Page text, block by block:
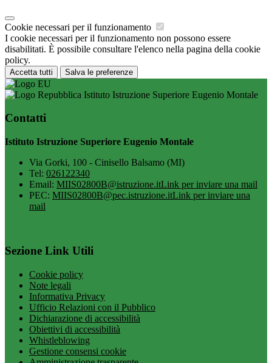
Cookie necessari per il funzionamento
I cookie necessari per il funzionamento non possono essere
disabilitati. È possibile consultare l'elenco nella pagina della cookie
policy.
Accetta tutti Salva le preferenze
Istituto Istruzione Superiore Eugenio Montale
Contatti
Istituto Istruzione Superiore Eugenio Montale
Via Gorki, 100 - Cinisello Balsamo (MI)
Tel: 026122340
Email: MIIS02800B@istruzione.itLink per inviare una mail
PEC: MIIS02800B@pec.istruzione.itLink per inviare una
mail
Sezione Link Utili
Cookie policy
Note legali
Informativa Privacy
Ufficio Relazioni con il Pubblico
Dichiarazione di accessibilità
Obiettivi di accessibilità
Whistleblowing
Gestione consensi cookie